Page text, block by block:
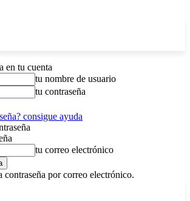
en tu cuenta
tu nombre de usuario
tu contraseña
consigue ayuda
tu correo electrónico
contraseña por correo electrónico.